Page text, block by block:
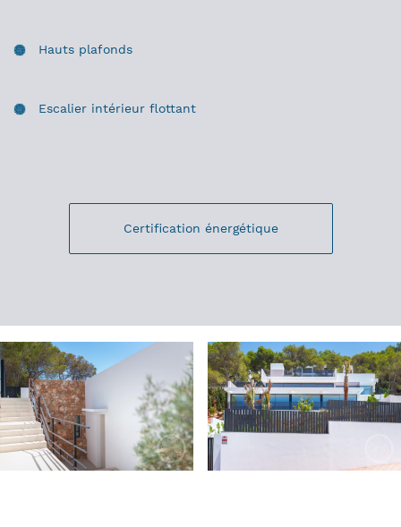
Hauts plafonds
Escalier intérieur flottant
Certification énergétique